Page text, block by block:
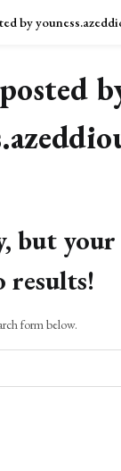
to login.
Login
Lost password?
but your
results!
form below.